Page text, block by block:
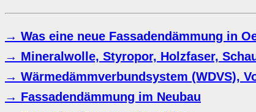
→ Was eine neue Fassadendämmung in
→ Mineralwolle, Styropor, Holzfaser,
→ Wärmedämmverbundsystem (WDVS),
→ Fassadendämmung im Neubau